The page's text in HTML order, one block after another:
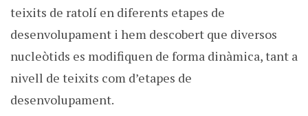
teixits de ratolí en diferents etapes de
desenvolupament i hem descobert que diversos
nucleòtids es modifiquen de forma dinàmica, tant a
nivell de teixits com d’etapes de
desenvolupament.